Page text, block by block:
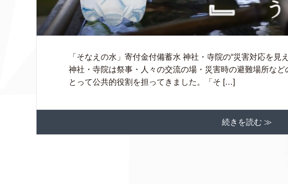
「そなえの水」寄付金付備蓄水 神社・寺院の“災害対応を
神社・寺院は祭事・人々の交流の場・災害時の避難場所な
とって公共的役割を担ってきました。「そ […]
続きを読む ≫